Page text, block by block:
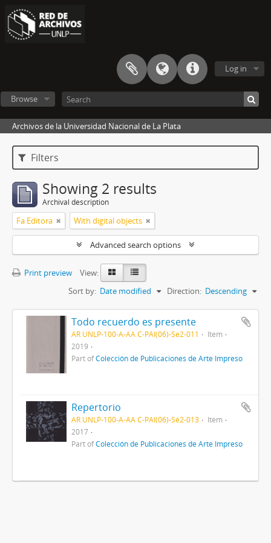
Log in
Browse
Archivos de la Universidad Nacional de La Plata
Filters
Showing 2 results
Archival description
Fa Editora With digital objects
Advanced search options
Print preview
View:
Sort by: Date modified Direction: Descending
Todo recuerdo es presente
AR UNLP-100-A-AA C-PAI(06)-Se2-011
Item
2019
Part ofColección de Publicaciones de Arte Impreso
Repertorio
AR UNLP-100-A-AA C-PAI(06)-Se2-013
Item
2017
Part ofColección de Publicaciones de Arte Impreso